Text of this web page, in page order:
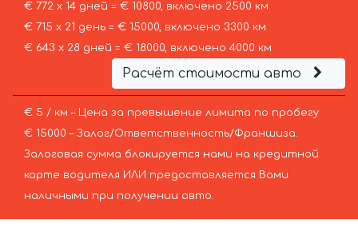
€ 772 х 14 дней = € 10800, включено 2500 км
€ 715 х 21 день = € 15000, включено 3300 км
€ 643 х 28 дней = € 18000, включено 4000 км
Расчёт стоимости авто
€ 5 / км – Цена за превышение лимита по пробегу
€ 15000 – Залог/Ответственность/Франшиза.
Залоговая сумма блокируется нами на кредитной
карте водителя ИЛИ предоставляется Вами
наличными при получении авто.